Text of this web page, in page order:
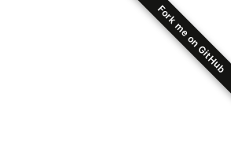
Fork me on GitHub